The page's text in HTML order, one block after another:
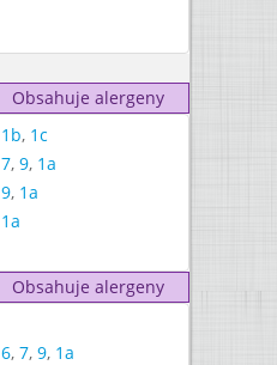
Obsahuje alergeny
1b, 1c
7, 9, 1a
9, 1a
1a
Obsahuje alergeny
6, 7, 9, 1a